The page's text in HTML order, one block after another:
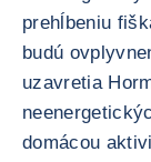
prehĺbeniu
budú
uzavretia
domácou